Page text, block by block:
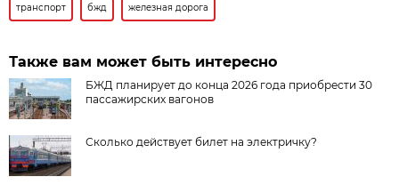
транспорт бжд железная дорога
Также вам может быть интересно
БЖД планирует до конца 2026 года приобрести 30
пассажирских вагонов
Сколько действует билет на электричку?